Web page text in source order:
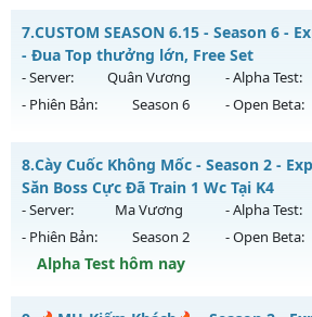
Antihack: Sharkguard
Mu mới ra tháng 08 2026 - Mở máy chủ
https://facebook.com/muhoalongvào
05/08/2626
Kiểu reset: Non Reset
Thể loại: Mu Nguyên bản Webzen
Antihack: XShield
7.CUSTOM SEASON 6.15 - Season 6 -
- Đua Top thưởng lớn, Free Set
- Server: Quân Vương - Alpha Test:
- Phiên Bản:
Season 6 - Open Beta:
CUSTOM SEASON 6.15 - Đua Top
Mu mới ra tháng 08 2026 - Mở máy chủ
13h ngày 05/08/2626
Exp: 9999x - Drop: 90%
Kiểu reset: Reset In Game
Thể loại: Mu Bán Đồ Full Trong Shop
8.Cày Cuốc Không Mốc - Season 2 -
Săn Boss Cực Đã Train 1 Wc Tại K4
- Server: Ma Vương - Alpha Test:
- Phiên Bản:
Season 2 - Open Beta:
Alpha Test hôm nay
Cày Cuốc Không Mốc - Săn Boss Cực Đã